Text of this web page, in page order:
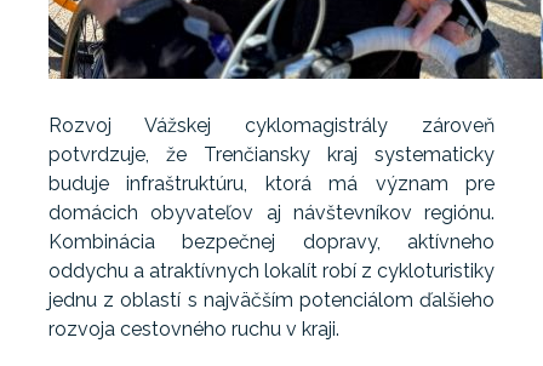
Rozvoj Vážskej cyklomagistrály zároveň
potvrdzuje, že Trenčiansky kraj systematicky
buduje infraštruktúru, ktorá má význam pre
domácich obyvateľov aj návštevníkov regiónu.
Kombinácia bezpečnej dopravy, aktívneho
oddychu a atraktívnych lokalít robí z cykloturistiky
jednu z oblastí s najväčším potenciálom ďalšieho
rozvoja cestovného ruchu v kraji.